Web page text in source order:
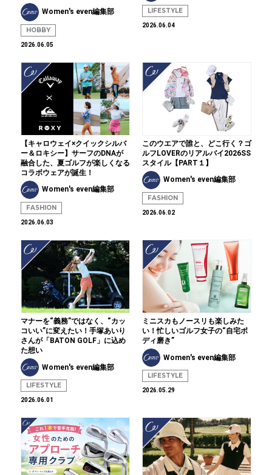
Women's even編集部
HOBBY
2026.06.05
LIFESTYLE
2026.06.04
【キャロウェイ×クイックシルバ
ー＆ロキシー】サーフのDNAが
融合した、夏ゴルフが楽しくなる
コラボウェアが誕生！
Women's even編集部
FASHION
2026.06.03
このウエアで誰と、どこ行く？ゴ
ルフLOVERのリアルバイ2026SS
スタイル【PART１】
Women's even編集部
FASHION
2026.06.02
マナーを“義務”ではなく、“カッ
コいい”に変えたい！手塚あいり
さんが「BATON GOLF」に込め
た想い
Women's even編集部
LIFESTYLE
2026.06.01
ミニスカもノースリも楽しみた
い！忙しいゴルフ女子の“自宅ボ
ディ磨き”
Women's even編集部
LIFESTYLE
2026.05.29